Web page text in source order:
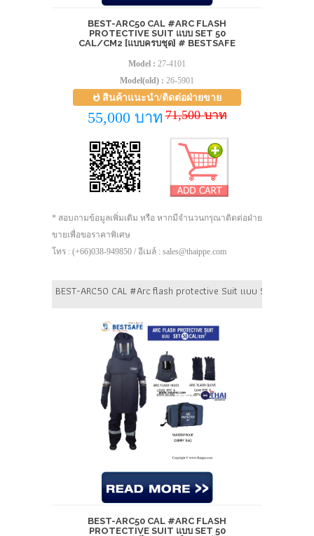
BEST-ARC50 CAL #ARC FLASH
PROTECTIVE SUIT แบบ SET 50
CAL/CM2 [แบบครบชุด] # BESTSAFE
Model : 27-4101
Model(old) : 26-5901
สินค้าแนะนำ/ติดต่อฝ่ายขาย
55,000 บาท 71,500 บาท
* สอบถามข้อมูลเพิ่มเติม หรือ หากมีจำนวนกรุณาติดต่อฝ่าย
ขายเพื่อขอราคาพิเศษ
โทร : (+66)038-949850 / อีเมล์ : sales@thaippe.com
BEST-ARC50 CAL #Arc flash protective Suit แบบ Set 50 cal/
BEST-ARC50 CAL #ARC FLASH
PROTECTIVE SUIT แบบ SET 50